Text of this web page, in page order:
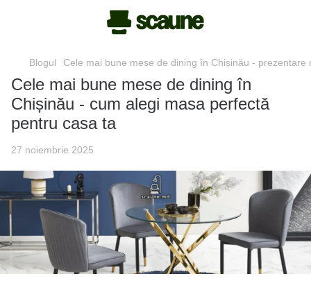
Blogul Cele mai bune mese de dining în Chișinău -
Cele mai bune mese de dining în
Chișinău - cum alegi masa perfectă
pentru casa ta
27 noiembrie 2025